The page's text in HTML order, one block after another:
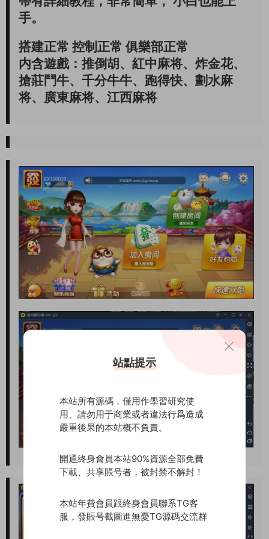
手。
搭建正常 控制正常 俱樂部正常
内含遊戲：推倒胡、紅中麻将、炸金花、
搶莊鬥牛、千分牛牛、跑得快、劃水麻
将、廣東麻将、江西麻将
站點提示
本站所有源碼，僅用作學習研究使
用、請勿用于商業或者違法行爲造成
嚴重後果的本站概不負責。
開通終身會員本站90%資源全部免費
下載、共享賬号者，被封禁不解封！
本站年費會員跟終身會員聯系TG客
服，發賬号截圖進無憂TG源碼交流群